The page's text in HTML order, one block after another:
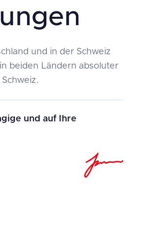
und in der Schweiz
beiden Ländern absoluter
und auf Ihre